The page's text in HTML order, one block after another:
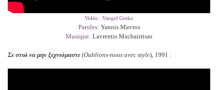
Vidéo : Vangel Greko
Paroles: Yannis Mavros
Musique: Lavrentis Machairitsas
Σε στυλ να μην ξεχνιόμαστε (Oublions-nous avec style), 1991 :